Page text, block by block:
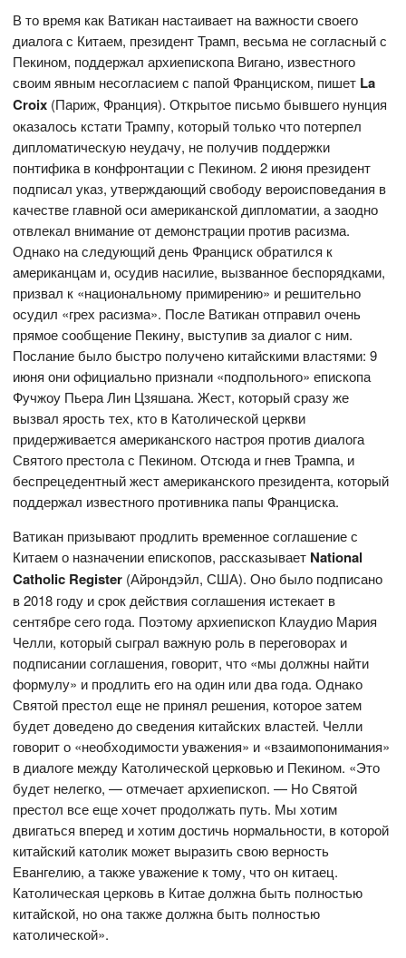
В то время как Ватикан настаивает на важности своего
диалога с Китаем, президент Трамп, весьма не согласный с
Пекином, поддержал архиепископа Вигано, известного
своим явным несогласием с папой Франциском, пишет La
Croix (Париж, Франция). Открытое письмо бывшего нунция
оказалось кстати Трампу, который только что потерпел
дипломатическую неудачу, не получив поддержки
понтифика в конфронтации с Пекином. 2 июня президент
подписал указ, утверждающий свободу вероисповедания в
качестве главной оси американской дипломатии, а заодно
отвлекал внимание от демонстрации против расизма.
Однако на следующий день Франциск обратился к
американцам и, осудив насилие, вызванное беспорядками,
призвал к «национальному примирению» и решительно
осудил «грех расизма». После Ватикан отправил очень
прямое сообщение Пекину, выступив за диалог с ним.
Послание было быстро получено китайскими властями: 9
июня они официально признали «подпольного» епископа
Фучжоу Пьера Лин Цзяшана. Жест, который сразу же
вызвал ярость тех, кто в Католической церкви
придерживается американского настроя против диалога
Святого престола с Пекином. Отсюда и гнев Трампа, и
беспрецедентный жест американского президента, который
поддержал известного противника папы Франциска.
Ватикан призывают продлить временное соглашение с
Китаем о назначении епископов, рассказывает National
Catholic Register (Айрондэйл, США). Оно было подписано
в 2018 году и срок действия соглашения истекает в
сентябре сего года. Поэтому архиепископ Клаудио Мария
Челли, который сыграл важную роль в переговорах и
подписании соглашения, говорит, что «мы должны найти
формулу» и продлить его на один или два года. Однако
Святой престол еще не принял решения, которое затем
будет доведено до сведения китайских властей. Челли
говорит о «необходимости уважения» и «взаимопонимания»
в диалоге между Католической церковью и Пекином. «Это
будет нелегко, — отмечает архиепископ. — Но Святой
престол все еще хочет продолжать путь. Мы хотим
двигаться вперед и хотим достичь нормальности, в которой
китайский католик может выразить свою верность
Евангелию, а также уважение к тому, что он китаец.
Католическая церковь в Китае должна быть полностью
китайской, но она также должна быть полностью
католической».